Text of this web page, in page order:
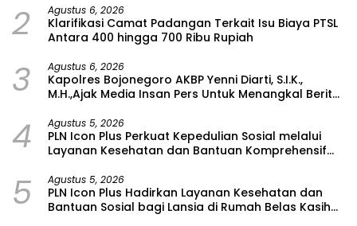
2 Agustus 6, 2026
Klarifikasi Camat Padangan Terkait Isu Biaya PTSL
Antara 400 hingga 700 Ribu Rupiah
3 Agustus 6, 2026
Kapolres Bojonegoro AKBP Yenni Diarti, S.I.K.,
M.H.,Ajak Media Insan Pers Untuk Menangkal Berita
4 Agustus 5, 2026
PLN Icon Plus Perkuat Kepedulian Sosial melalui
Layanan Kesehatan dan Bantuan Komprehensif
5 Agustus 5, 2026
PLN Icon Plus Hadirkan Layanan Kesehatan dan
Bantuan Sosial bagi Lansia di Rumah Belas Kasih